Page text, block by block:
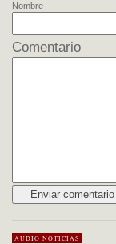
Nombre
Comentario
AUDIO NOTICIAS